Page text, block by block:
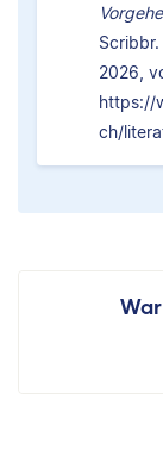
2026,
https://
ch/